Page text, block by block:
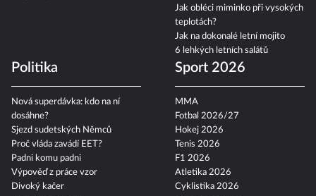
Jak obléci miminko při vysokých
teplotách?
Jak na dokonalé letní mojito
6 lehkých letních salátů
Politika
Nová superdávka: kdo na ní
dosáhne?
Sjezd sudetských Němců
Proč vláda zavádí EET?
Padni komu padni
Výpověď z práce vzor
Divoký kačer
Sport 2026
MMA
Fotbal 2026/27
Hokej 2026
Tenis 2026
F1 2026
Atletika 2026
Cyklistika 2026